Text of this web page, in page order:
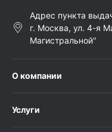
Адрес пункта
г. Москва, ул. 4-я
Магистральной"
О компании
Услуги